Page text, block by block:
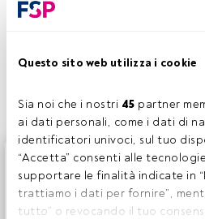
Questo sito web utilizza i cookie
Sia noi che i nostri 45 partner
ai dati personali, come i dati di
identificatori univoci, sul tuo
“Accetta” consenti alle
supportare le finalità indicate in
trattiamo i dati per fornire”,
tutto” o revocando il tuo
Condividi:
Questo è un articolo riservato
sei già registrato, accedi tramite
hai ancora un account, ti
tutti i contenuti che